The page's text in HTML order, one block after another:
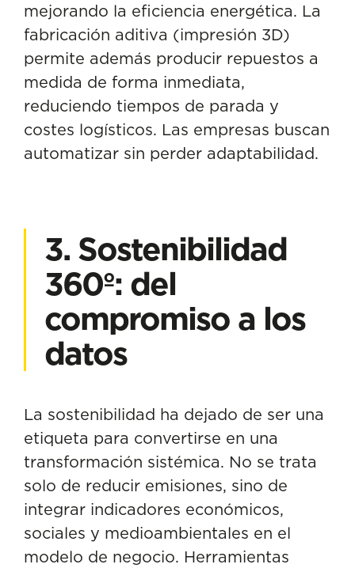
mejorando la eficiencia energética. La
fabricación aditiva (impresión 3D)
permite además producir repuestos a
medida de forma inmediata,
reduciendo tiempos de parada y
costes logísticos. Las empresas buscan
automatizar sin perder adaptabilidad.
3. Sostenibilidad
360º: del
compromiso a los
datos
La sostenibilidad ha dejado de ser una
etiqueta para convertirse en una
transformación sistémica. No se trata
solo de reducir emisiones, sino de
integrar indicadores económicos,
sociales y medioambientales en el
modelo de negocio. Herramientas